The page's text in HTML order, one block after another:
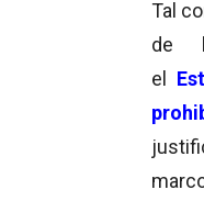
Tal
de
el